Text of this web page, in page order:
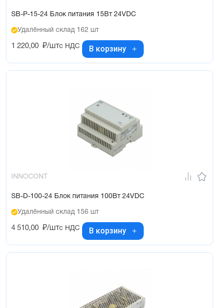
SB-P-15-24 Блок питания 15Вт 24VDC
Удалённый склад 162 шт
1 220,00 ₽/штс НДС В корзину
INNOCONT
SB-D-100-24 Блок питания 100Вт 24VDC
Удалённый склад 156 шт
4 510,00 ₽/штс НДС В корзину